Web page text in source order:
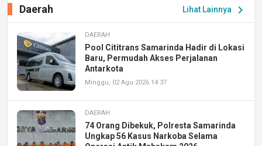
Lihat Lainnya chevron_right
Daerah
DAERAH
Pool Cititrans Samarinda Hadir di Lokasi
Baru, Permudah Akses Perjalanan
Antarkota
Minggu, 02 Agu 2026 14:37
DAERAH
74 Orang Dibekuk, Polresta Samarinda
Ungkap 56 Kasus Narkoba Selama